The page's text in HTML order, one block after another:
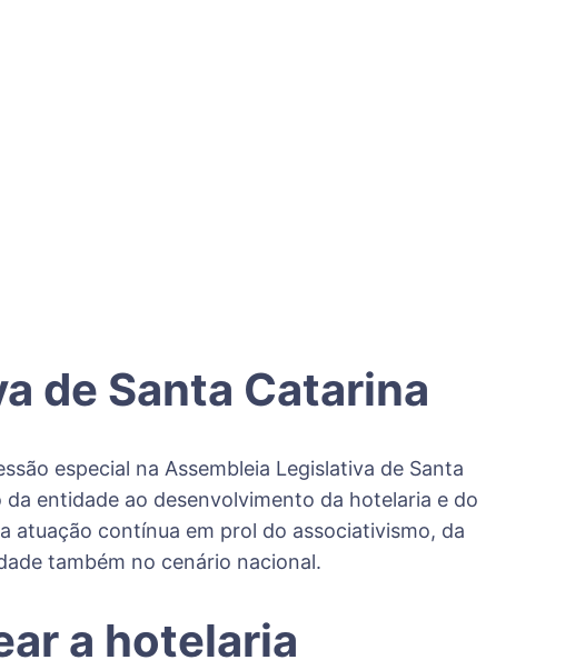
de Santa Catarina
especial na Assembleia Legislativa de Santa
entidade ao desenvolvimento da hotelaria e do
atuação contínua em prol do associativismo, da
também no cenário nacional.
a hotelaria